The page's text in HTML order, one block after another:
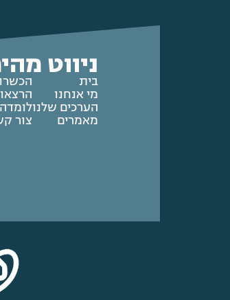
ניווט
בית
מי אנחנו
הערכים שלנו
מאמרים
לומדה
צור